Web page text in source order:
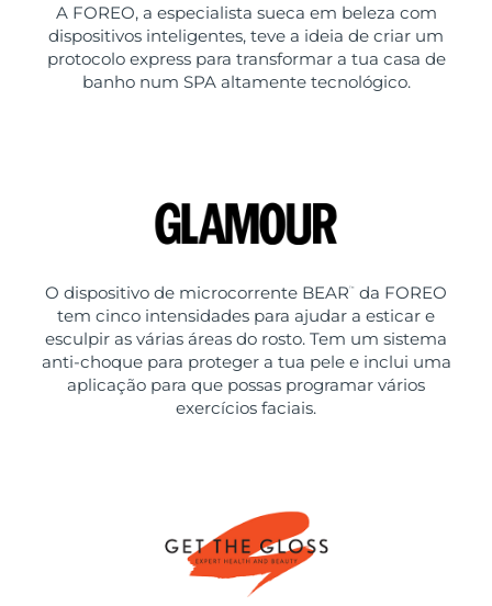
A FOREO, a especialista sueca em beleza com
dispositivos inteligentes, teve a ideia de criar um
protocolo express para transformar a tua casa de
banho num SPA altamente tecnológico.
O dispositivo de microcorrente BEAR ™
da FOREO
tem cinco intensidades para ajudar a esticar e
esculpir as várias áreas do rosto. Tem um sistema
anti-choque para proteger a tua pele e inclui uma
aplicação para que possas programar vários
exercícios faciais.